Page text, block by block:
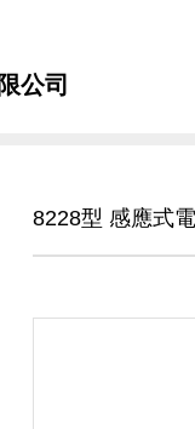
公司
8228型 感應式